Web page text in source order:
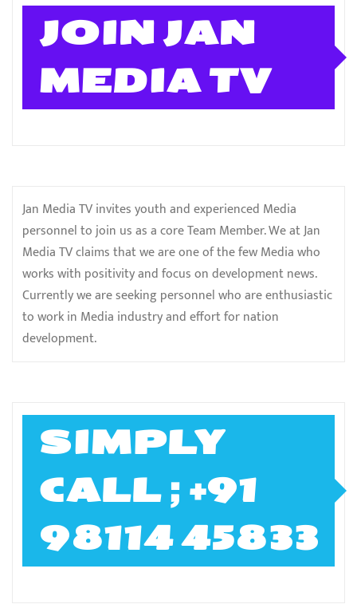
JOIN JAN
MEDIA TV
Jan Media TV invites youth and experienced Media
personnel to join us as a core Team Member. We at Jan
Media TV claims that we are one of the few Media who
works with positivity and focus on development news.
Currently we are seeking personnel who are enthusiastic
to work in Media industry and effort for nation
development.
SIMPLY
CALL ; +91
98114 45833